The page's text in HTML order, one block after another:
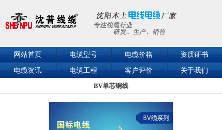
网站首页 电缆型号 电缆价格 资质证书
电缆资讯 电缆工程 客户评价 关于我们
BV单芯铜线